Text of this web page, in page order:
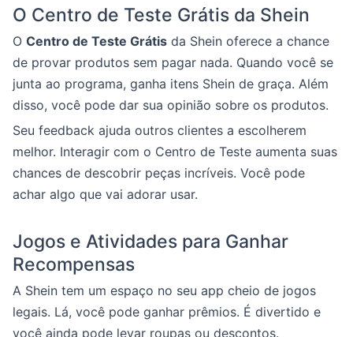
O Centro de Teste Grátis da Shein
O Centro de Teste Grátis da Shein oferece a chance
de provar produtos sem pagar nada. Quando você se
junta ao programa, ganha itens Shein de graça. Além
disso, você pode dar sua opinião sobre os produtos.
Seu feedback ajuda outros clientes a escolherem
melhor. Interagir com o Centro de Teste aumenta suas
chances de descobrir peças incríveis. Você pode
achar algo que vai adorar usar.
Jogos e Atividades para Ganhar
Recompensas
A Shein tem um espaço no seu app cheio de jogos
legais. Lá, você pode ganhar prêmios. É divertido e
você ainda pode levar roupas ou descontos.